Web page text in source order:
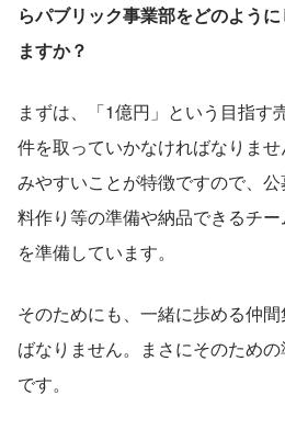
らパブリック事業部をどのよう
ますか？
まずは、「1億円」という目指す
件を取っていかなければなりま
みやすいことが特徴ですので、
料作り等の準備や納品できるチ
を準備しています。
そのためにも、一緒に歩める仲
ばなりません。まさにそのため
です。